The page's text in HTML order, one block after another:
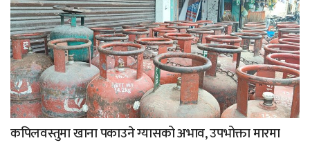
कपिलवस्तुमा खाना पकाउने ग्यासको अभाव, उपभोक्ता मारमा